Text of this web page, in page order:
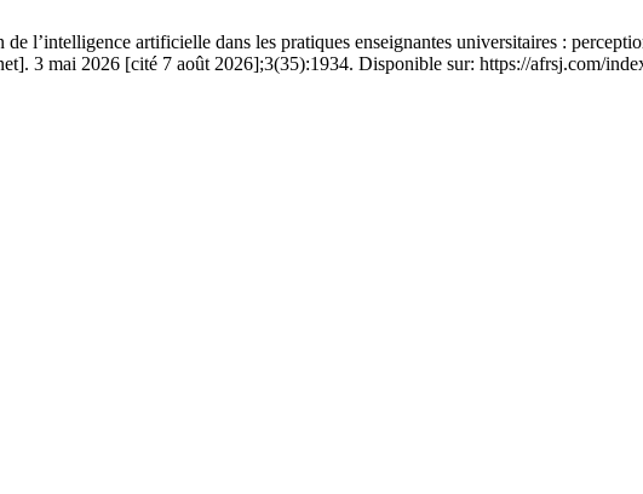
artificielle dans les pratiques enseignantes universitaires :
3 mai 2026 [cité 7 août 2026];3(35):1934. Disponible sur: https://afrsj.com/